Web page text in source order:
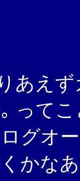
あえ
って
グオ
かな